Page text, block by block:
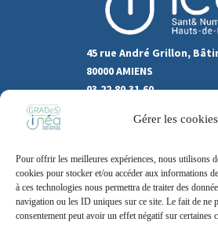
Gérer les cookies
Pour offrir les meilleures expériences, nous utilisons
cookies pour stocker et/ou accéder aux informations
à ces technologies nous permettra de traiter des
navigation ou les ID uniques sur ce site. Le fait de ne
consentement peut avoir un effet négatif sur certaines
45 rue André Grillon,
80000 AMIENS
03.22.80.31.60
Marchés publics
Recrutement
Support
Contact